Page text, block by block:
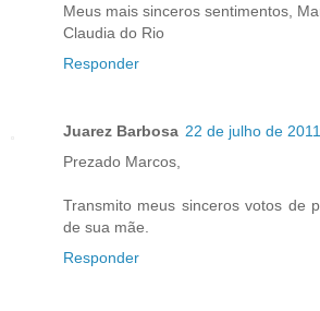
Meus mais sinceros sentimentos,
Claudia do Rio
Responder
Juarez Barbosa 22 de julho de
Prezado Marcos,
Transmito meus sinceros votos de
de sua mãe.
Responder